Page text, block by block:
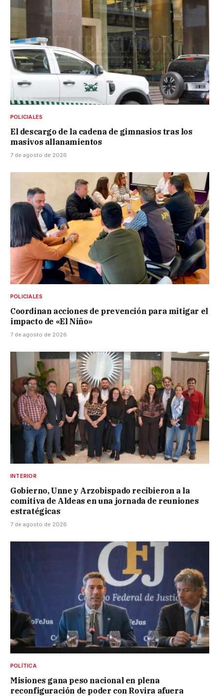
POLICIALES
El descargo de la cadena de gimnasios tras los
masivos allanamientos
7 de agosto de 2026
POLICIALES
Coordinan acciones de prevención para mitigar el
impacto de «El Niño»
7 de agosto de 2026
INTERIOR
Gobierno, Unne y Arzobispado recibieron a la
comitiva de Aldeas en una jornada de reuniones
estratégicas
7 de agosto de 2026
POLÍTICA
Misiones gana peso nacional en plena
reconfiguración de poder con Rovira afuera